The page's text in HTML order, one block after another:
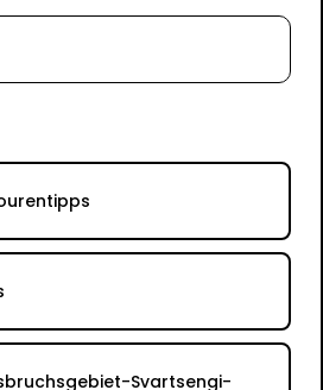
Svartsengi-